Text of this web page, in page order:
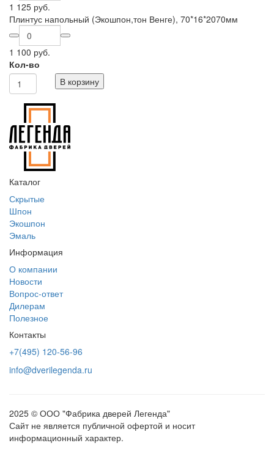
1 125 руб.
Плинтус напольный (Экошпон,тон Венге), 70*16*2070мм
1 100 руб.
Кол-во
В корзину
Каталог
Скрытые
Шпон
Экошпон
Эмаль
Информация
О компании
Новости
Вопрос-ответ
Дилерам
Полезное
Контакты
+7(495) 120-56-96
info@dverilegenda.ru
2025 © ООО "Фабрика дверей Легенда"
Сайт не является публичной офертой и носит
информационный характер.